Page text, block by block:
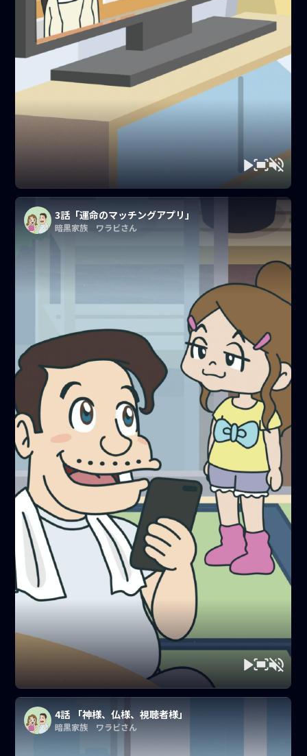
3話「運命のマッチングアプリ」
暗黒家族 ワラビさん
4話 「神様、仏様、視聴者様」
暗黒家族 ワラビさん